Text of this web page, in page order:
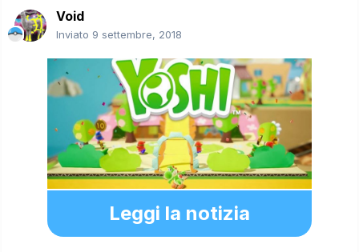
Void
Inviato 9 settembre, 2018
Leggi la notizia